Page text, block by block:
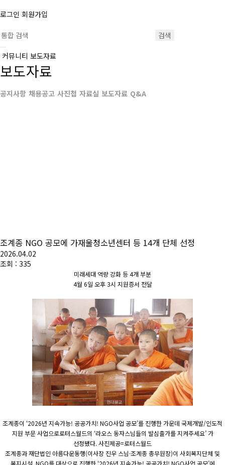
로그인 회원가입
검색
커뮤니티 보도자료
보도자료
공지사항 채용공고 사진첩 자료실 보도자료 Q&A
조계종 NGO 공모에 가재울청소년센터 등 14개 단체 선정
2026.04.02
조회 : 335
미래세대 역량 강화 등 4개 부분
4월 6일 오후 3시 지원증서 전달
조계종이 ‘2026년 지속가능! 공공가치! NGO사업 공모’를 진행한 가운데 국제개발/인도적
지원 부문 사업으로로터스월드의 ‘라오스 동자스님들의 발심출가를 지켜주세요’ 가
선정됐다. 사진제공=로터스월드
조계종과 재단법인 아름다운동행(이사장 진우 스님·조계종 총무원장)이 사회복지단체 및